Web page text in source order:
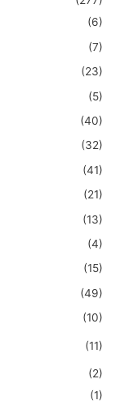
(6)
(7)
(23)
(5)
(40)
(32)
(41)
(21)
(13)
(4)
(15)
(49)
(10)
(11)
(2)
(1)